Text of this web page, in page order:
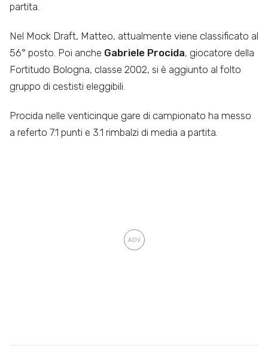
partita.
Nel Mock Draft, Matteo, attualmente viene classificato al
56° posto. Poi anche Gabriele Procida, giocatore della
Fortitudo Bologna, classe 2002, si è aggiunto al folto
gruppo di cestisti eleggibili.
Procida nelle venticinque gare di campionato ha messo
a referto 7.1 punti e 3.1 rimbalzi di media a partita.